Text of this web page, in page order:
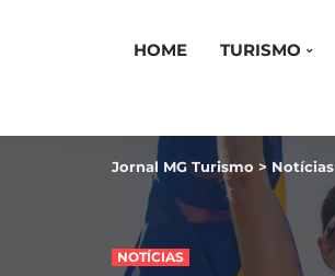
HOME TURISMO
Jornal MG Turismo > Notícias
NOTÍCIAS